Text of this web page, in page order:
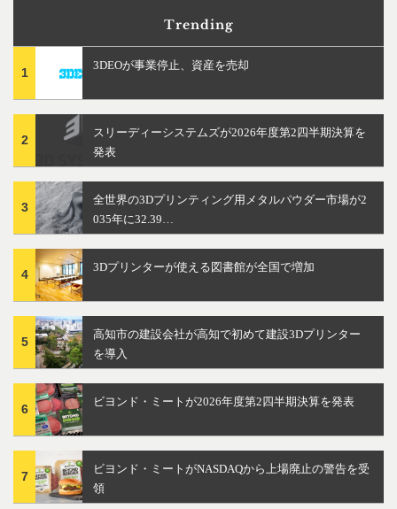
Trending
1
3DEOが事業停止、資産を売却
2
スリーディーシステムズが2026年度第2四半期決算を
発表
3
全世界の3Dプリンティング用メタルパウダー市場が2
035年に32.39…
4
3Dプリンターが使える図書館が全国で増加
5
高知市の建設会社が高知で初めて建設3Dプリンター
を導入
6
ビヨンド・ミートが2026年度第2四半期決算を発表
7
ビヨンド・ミートがNASDAQから上場廃止の警告を受
領